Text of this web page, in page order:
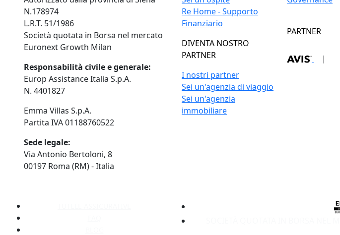
N.178974
L.R.T. 51/1986
Società quotata in Borsa nel mercato
Euronext Growth Milan
Responsabilità civile e generale:
Europ Assistance Italia S.p.A.
N. 4401827
Emma Villas S.p.A.
Partita IVA 01188760522
Sede legale:
Via Antonio Bertoloni, 8
00197 Roma (RM) - Italia
Re Home - Supporto
Finanziario
DIVENTA NOSTRO
PARTNER
I nostri partner
Sei un'agenzia di viaggio
Sei un'agenzia
immobiliare
PARTNER
|